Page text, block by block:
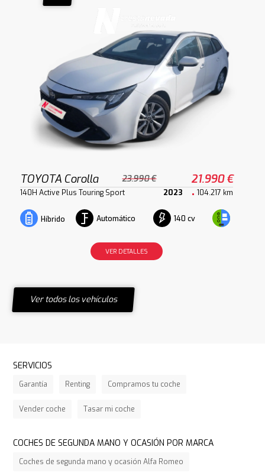
TOYOTA Corolla 23.990 € 21.990 €
140H Active Plus Touring Sport 2023 104.217 km
Híbrido Automático 140 cv
VER DETALLES
Ver todos los vehículos
SERVICIOS
Garantía Renting Compramos tu coche
Vender coche Tasar mi coche
COCHES DE SEGUNDA MANO Y OCASIÓN POR MARCA
Coches de segunda mano y ocasión Alfa Romeo